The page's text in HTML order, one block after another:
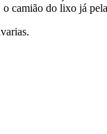
camião do lixo já